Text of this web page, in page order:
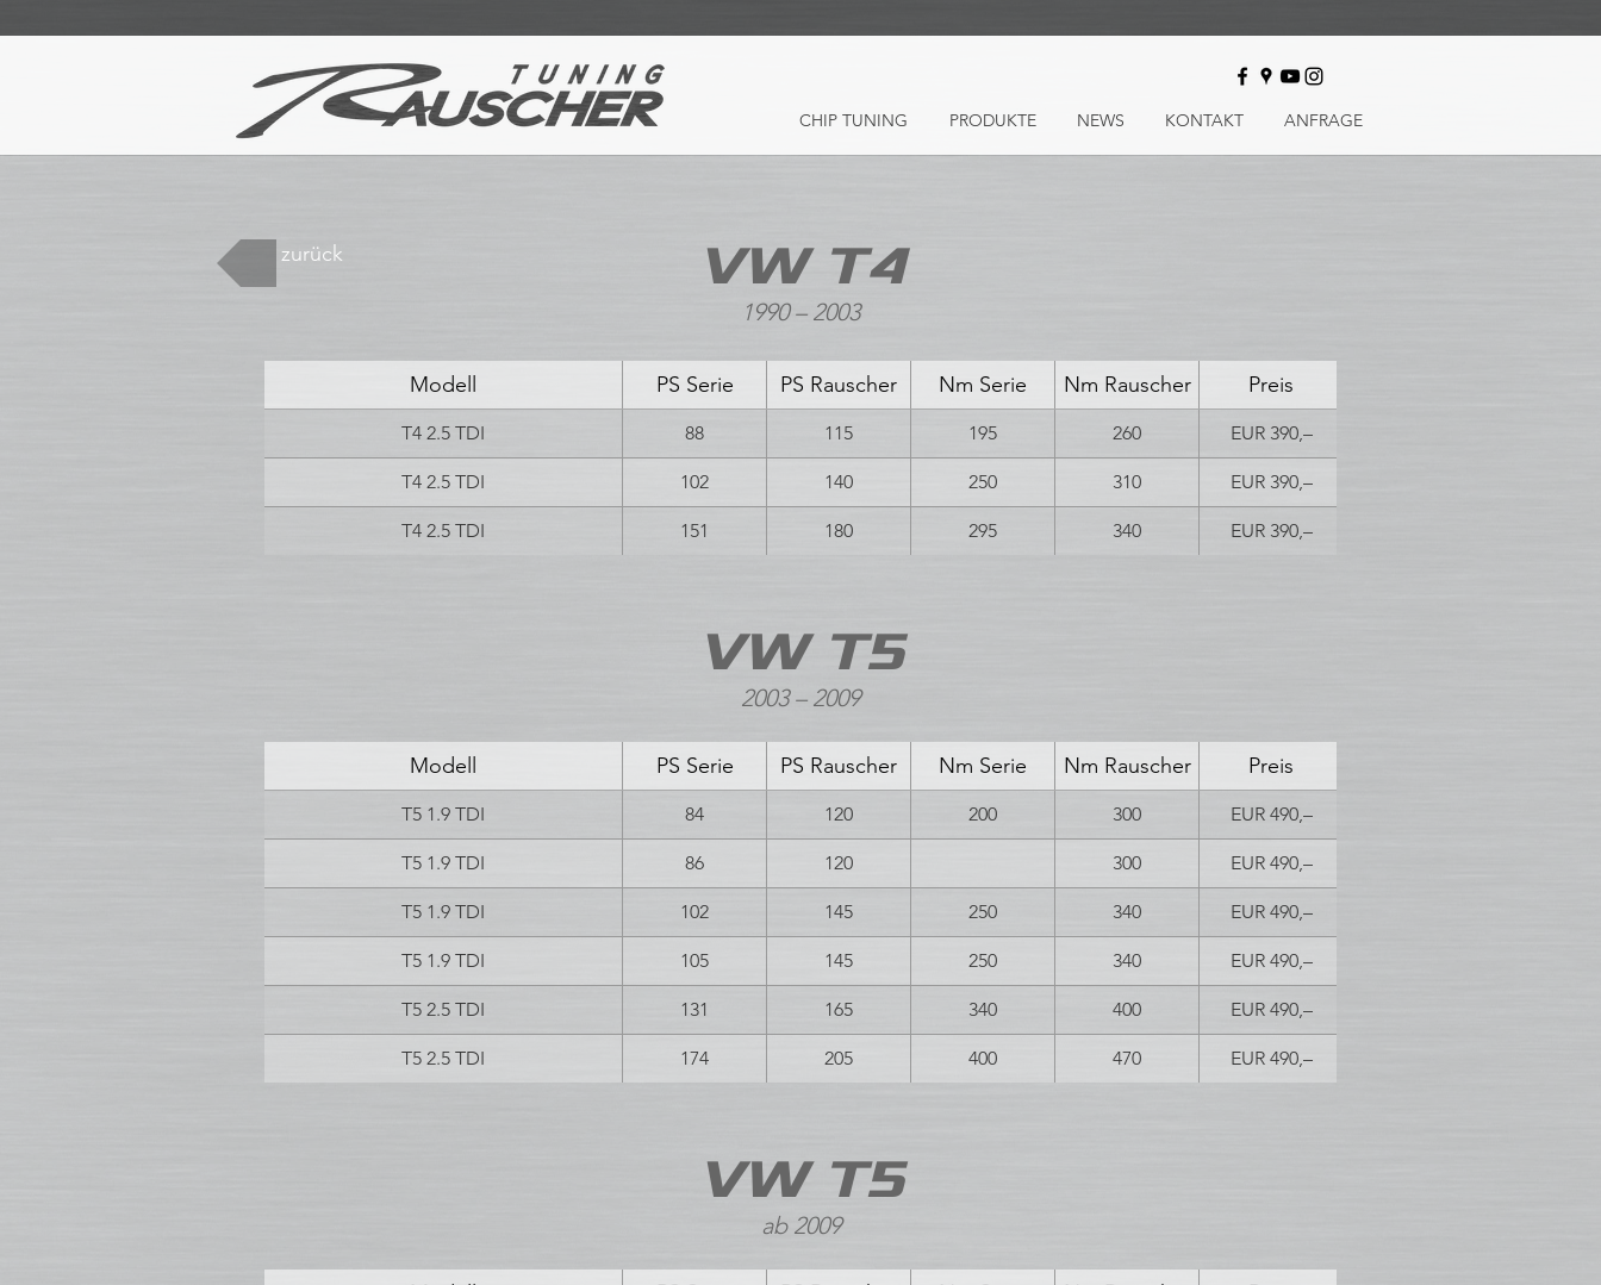
CHIP TUNING PRODUKTE NEWS KONTAKT ANFRAGE
VW T4
1990 – 2003
zurück
Modell PS Serie PS Rauscher Nm Serie Nm Rauscher Preis
T4 2.5 TDI 88 115 195 260 EUR 390,–
T4 2.5 TDI 102 140 250 310 EUR 390,–
T4 2.5 TDI 151 180 295 340 EUR 390,–
VW T5
2003 – 2009
Modell PS Serie PS Rauscher Nm Serie Nm Rauscher Preis
T5 1.9 TDI 84 120 200 300 EUR 490,–
T5 1.9 TDI 86 120 300 EUR 490,–
T5 1.9 TDI 102 145 250 340 EUR 490,–
T5 1.9 TDI 105 145 250 340 EUR 490,–
T5 2.5 TDI 131 165 340 400 EUR 490,–
T5 2.5 TDI 174 205 400 470 EUR 490,–
VW T5
ab 2009